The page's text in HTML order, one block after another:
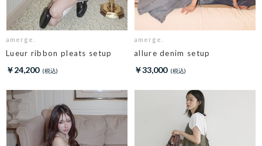
amerge.
Lueur ribbon pleats setup
￥24,200
amerge.
allure denim setup
￥33,000